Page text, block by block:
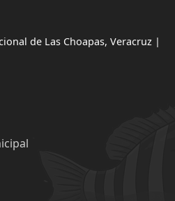
de Las Choapas, Veracruz |